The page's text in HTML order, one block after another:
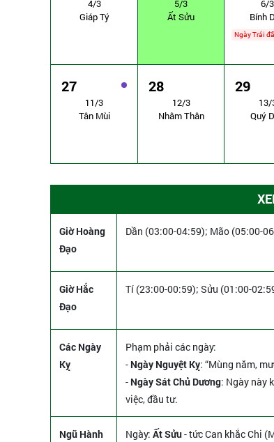
4/3
Giáp Tý
5/3
Ất Sửu
6/3
Bính
Ngày Trái
27
11/3
Tân Mùi
28
12/3
Nhâm Thân
29
13/
Quý
Giờ Hoàng
Đạo
Dần (03:00-04:59); Mão (05:00-
Giờ Hắc
Đạo
Tí (23:00-00:59); Sửu (01:00-
Các Ngày
Kỵ
Phạm phải các ngày:
- Ngày Nguyệt Kỵ: “Mùng năm,
- Ngày Sát Chủ Dương: Ngày này
việc, đầu tư.
Ngũ Hành Ngày: Ất Sửu- tức Can khắc Chi